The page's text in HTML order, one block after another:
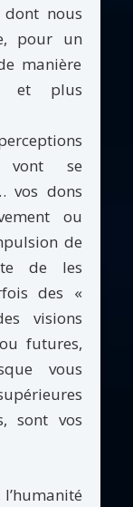
dont nous
pour un
manière
et plus
vont se
vos dons
ou
de
de les
des «
visions
futures,
vous
sont vos